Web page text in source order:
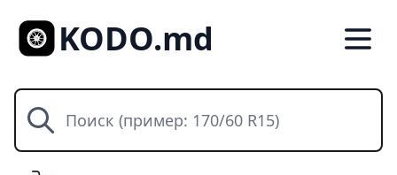
KODO.md
Поиск